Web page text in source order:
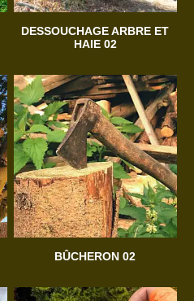
DESSOUCHAGE ARBRE ET
HAIE 02
BÛCHERON 02